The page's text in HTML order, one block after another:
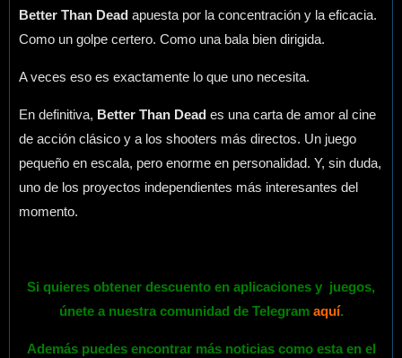
Better Than Dead apuesta por la concentración y la eficacia.
Como un golpe certero. Como una bala bien dirigida.
A veces eso es exactamente lo que uno necesita.
En definitiva, Better Than Dead es una carta de amor al cine
de acción clásico y a los shooters más directos. Un juego
pequeño en escala, pero enorme en personalidad. Y, sin duda,
uno de los proyectos independientes más interesantes del
momento.
Si quieres obtener descuento en aplicaciones y juegos,
únete a nuestra comunidad de Telegram aquí.
Además puedes encontrar más noticias como esta en el